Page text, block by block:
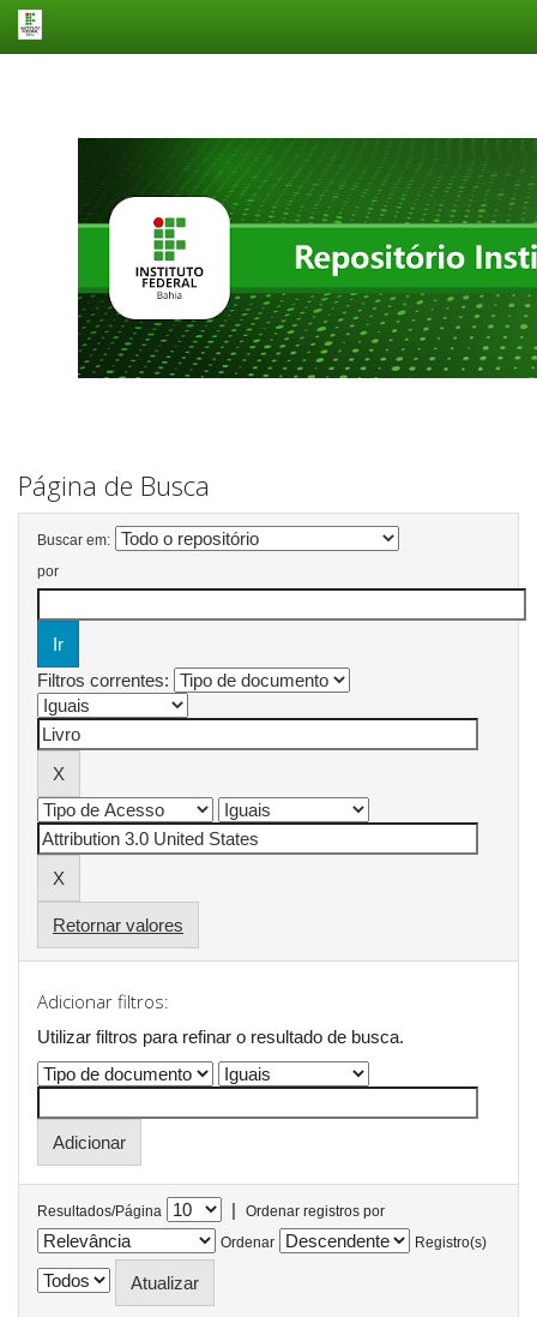
Página de Busca
Buscar em:
por
Filtros correntes:
Retornar valores
Adicionar filtros:
Utilizar filtros para refinar o resultado de busca.
Resultados/Página |
Ordenar registros por
Ordenar
Registro(s)